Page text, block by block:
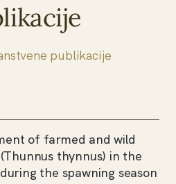
publikacije
of farmed and wild
thynnus) in the
the spawning season